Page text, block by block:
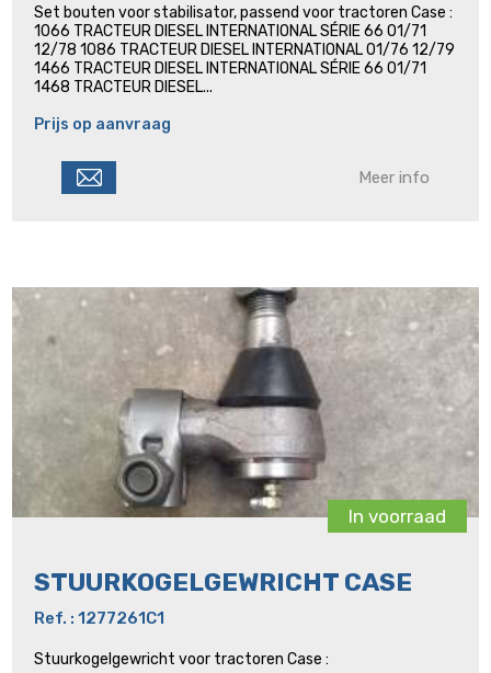
Set bouten voor stabilisator, passend voor tractoren Case :
1066 TRACTEUR DIESEL INTERNATIONAL SÉRIE 66 01/71
12/78 1086 TRACTEUR DIESEL INTERNATIONAL 01/76 12/79
1466 TRACTEUR DIESEL INTERNATIONAL SÉRIE 66 01/71
1468 TRACTEUR DIESEL...
Prijs op aanvraag
Meer info
In voorraad
STUURKOGELGEWRICHT CASE
Ref. : 1277261C1
Stuurkogelgewricht voor tractoren Case :